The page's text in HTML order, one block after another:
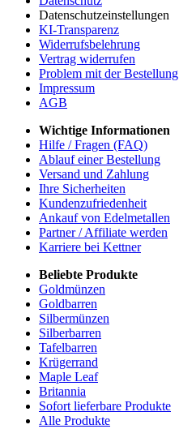
Datenschutzeinstellungen
KI-Transparenz
Widerrufsbelehrung
Vertrag widerrufen
Problem mit der Bestellung
Impressum
AGB
Wichtige Informationen
Hilfe / Fragen (FAQ)
Ablauf einer Bestellung
Versand und Zahlung
Ihre Sicherheiten
Kundenzufriedenheit
Ankauf von Edelmetallen
Partner / Affiliate werden
Karriere bei Kettner
Beliebte Produkte
Goldmünzen
Goldbarren
Silbermünzen
Silberbarren
Tafelbarren
Krügerrand
Maple Leaf
Britannia
Sofort lieferbare Produkte
Alle Produkte